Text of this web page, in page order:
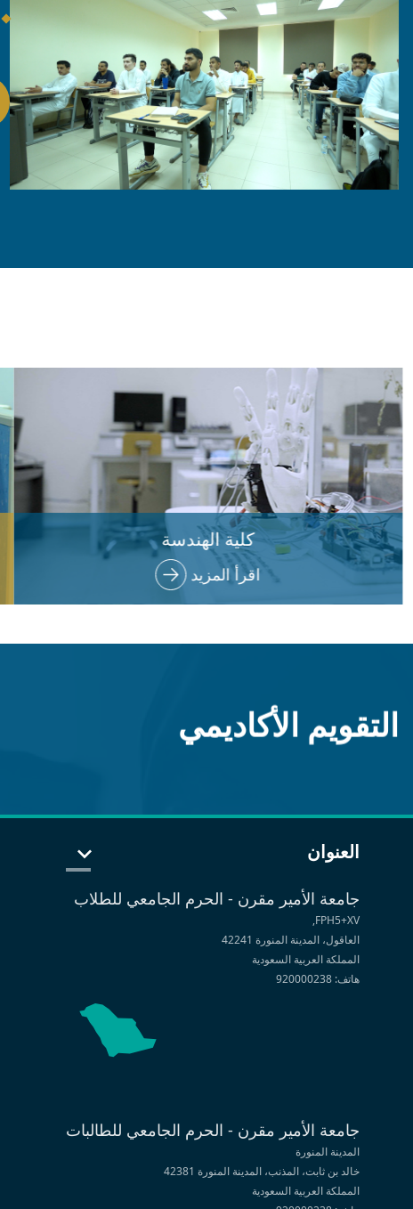
كلية الهندسة
اقرأ المزيد
التقويم الأكاديمي
العنوان
جامعة الأمير مقرن - الحرم الجامعي للطلاب
FPH5+XV,
العاقول، المدينة المنورة 42241
المملكة العربية السعودية
هاتف: 920000238
جامعة الأمير مقرن - الحرم الجامعي للطالبات
المدينة المنورة
خالد بن ثابت، المذنب، المدينة المنورة 42381
المملكة العربية السعودية